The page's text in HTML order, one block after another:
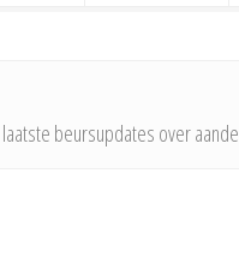
beursupdates over